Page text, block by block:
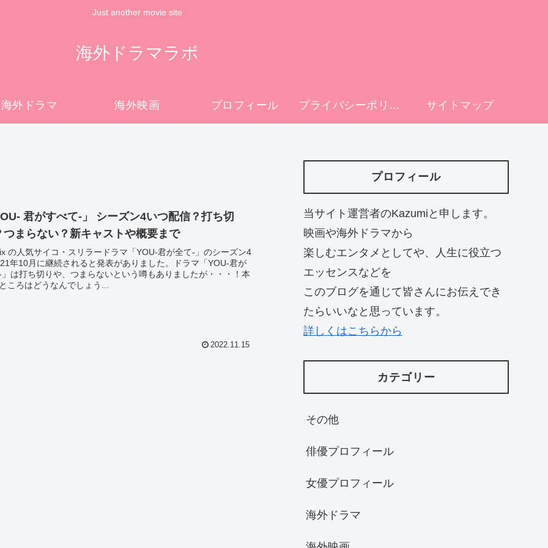
Just another movie site
海外ドラマラボ
海外ドラマ 海外映画 プロフィール プライバシーポリシー サイトマップ
君がすべて-」 シーズン4いつ配信？打ち切
つまらない？新キャストや概要まで
の人気サイコ・スリラードラマ「YOU-君が全て-」のシーズン4
年10月に継続されると発表がありました。ドラマ「YOU-君が
は打ち切りや、つまらないという噂もありましたが・・・！本
ころはどうなんでしょう...
2022.11.15
プロフィール
当サイト運営者のKazumiと申します。
映画や海外ドラマから
楽しむエンタメとしてや、人生に役立つ
エッセンスなどを
このブログを通じて皆さんにお伝えでき
たらいいなと思っています。
詳しくはこちらから
カテゴリー
その他
俳優プロフィール
女優プロフィール
海外ドラマ